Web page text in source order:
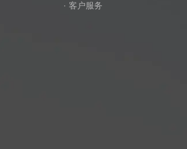
· 客户服务